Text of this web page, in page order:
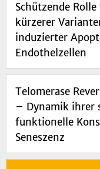
Schützende
kürzerer
induzierter
Endothelzellen
Telomerase
– Dynamik ihrer
funktionelle
Seneszenz